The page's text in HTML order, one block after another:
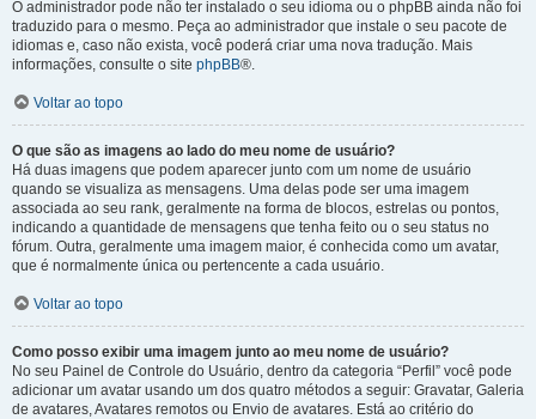
O administrador pode não ter instalado o seu idioma ou o phpBB ainda não foi
traduzido para o mesmo. Peça ao administrador que instale o seu pacote de
idiomas e, caso não exista, você poderá criar uma nova tradução. Mais
informações, consulte o site phpBB®.
Voltar ao topo
O que são as imagens ao lado do meu nome de usuário?
Há duas imagens que podem aparecer junto com um nome de usuário
quando se visualiza as mensagens. Uma delas pode ser uma imagem
associada ao seu rank, geralmente na forma de blocos, estrelas ou pontos,
indicando a quantidade de mensagens que tenha feito ou o seu status no
fórum. Outra, geralmente uma imagem maior, é conhecida como um avatar,
que é normalmente única ou pertencente a cada usuário.
Voltar ao topo
Como posso exibir uma imagem junto ao meu nome de usuário?
No seu Painel de Controle do Usuário, dentro da categoria “Perfil” você pode
adicionar um avatar usando um dos quatro métodos a seguir: Gravatar, Galeria
de avatares, Avatares remotos ou Envio de avatares. Está ao critério do